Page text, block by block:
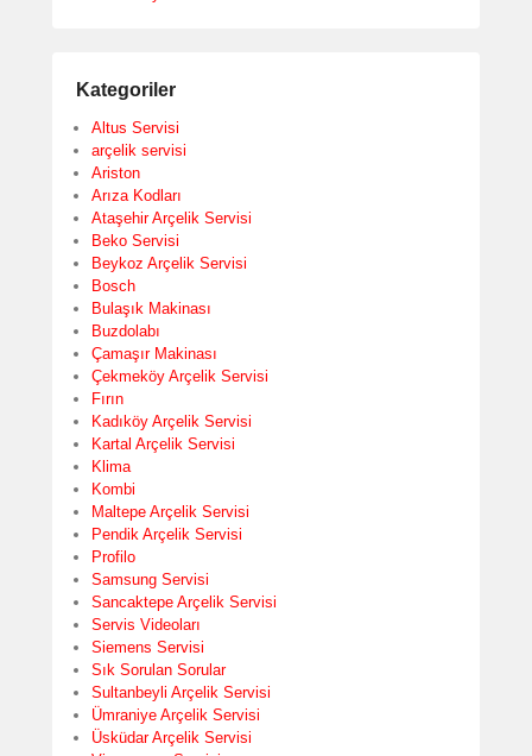
Kategoriler
Altus Servisi
arçelik servisi
Ariston
Arıza Kodları
Ataşehir Arçelik Servisi
Beko Servisi
Beykoz Arçelik Servisi
Bosch
Bulaşık Makinası
Buzdolabı
Çamaşır Makinası
Çekmeköy Arçelik Servisi
Fırın
Kadıköy Arçelik Servisi
Kartal Arçelik Servisi
Klima
Kombi
Maltepe Arçelik Servisi
Pendik Arçelik Servisi
Profilo
Samsung Servisi
Sancaktepe Arçelik Servisi
Servis Videoları
Siemens Servisi
Sık Sorulan Sorular
Sultanbeyli Arçelik Servisi
Ümraniye Arçelik Servisi
Üsküdar Arçelik Servisi